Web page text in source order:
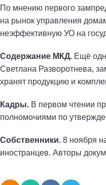
По мнению первого
на рынок управления
неэффективную УО на
Содержание МКД. Ещё
Светлана Разворотнева,
хранят продукцию и
Кадры. В первом чтении
полномочиями по
Собственники. 8 ноября
иностранцев. Авторы